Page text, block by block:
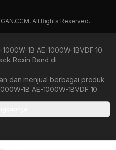
All Rights Reserved.
1B AE-1000W-1BVDF 10
Resin Band di
dan menjual berbagai produk
1B AE-1000W-1BVDF 10
penawaran terbaik bagi
jam tangan original,
yang lebih terjangkau dari